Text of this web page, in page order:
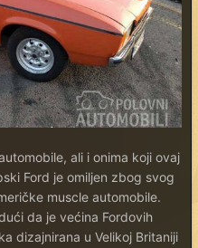
ali i onima koji ovaj
Ford je omiljen zbog svog
muscle automobile.
da je većina Fordovih
dizajnirana u Velikoj Britaniji